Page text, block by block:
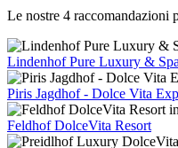
Le nostre 4 raccomandazioni
Lindenhof Pure Luxury &
Piris Jagdhof - Dolce Vita
Feldhof DolceVita Resort